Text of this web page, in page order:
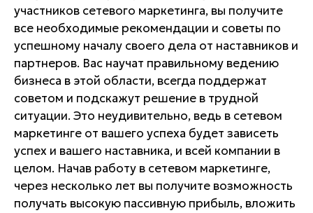
участников сетевого маркетинга, вы получите
все необходимые рекомендации и советы по
успешному началу своего дела от наставников и
партнеров. Вас научат правильному ведению
бизнеса в этой области, всегда поддержат
советом и подскажут решение в трудной
ситуации. Это неудивительно, ведь в сетевом
маркетинге от вашего успеха будет зависеть
успех и вашего наставника, и всей компании в
целом. Начав работу в сетевом маркетинге,
через несколько лет вы получите возможность
получать высокую пассивную прибыль, вложить